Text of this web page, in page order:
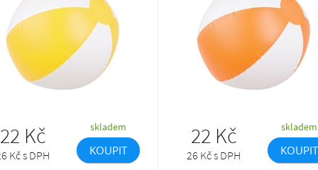
skladem
KOUPIT
22 Kč
Kč s DPH
skladem
KOUPIT
22 Kč
26 Kč s DPH